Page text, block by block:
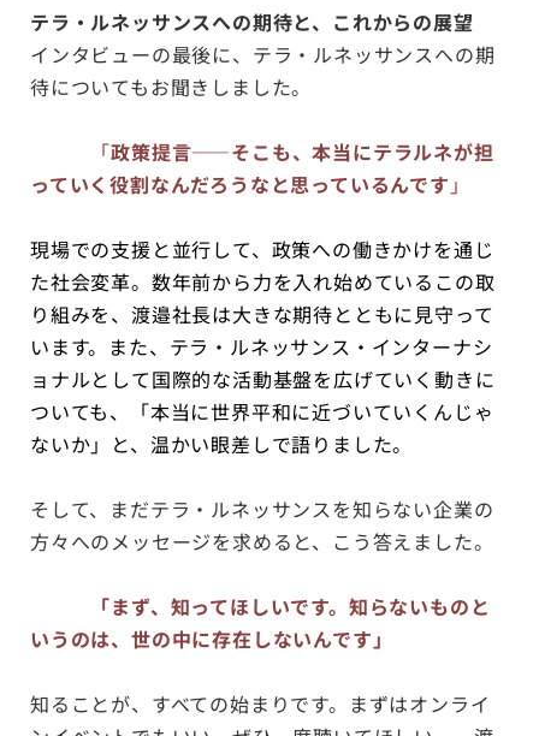
テラ・ルネッサンスへの期待と、これからの展望
インタビューの最後に、テラ・ルネッサンスへの期
待についてもお聞きしました。
「政策提言——そこも、本当にテラルネが担
っていく役割なんだろうなと思っているんです 」
現場での支援と並行して、政策への働きかけを通じ
た社会変革。数年前から力を入れ始めているこの取
り組みを、渡邉社長は大きな期待とともに見守って
います。また、テラ・ルネッサンス・インターナシ
ョナルとして国際的な活動基盤を広げていく動きに
ついても、「本当に世界平和に近づいていくんじゃ
ないか」と、温かい眼差しで語りました。
そして、まだテラ・ルネッサンスを知らない企業の
方々へのメッセージを求めると、こう答えました。
「まず、知ってほしいです。知らないものと
いうのは、世の中に存在しないんです」
知ることが、すべての始まりです。まずはオンライ